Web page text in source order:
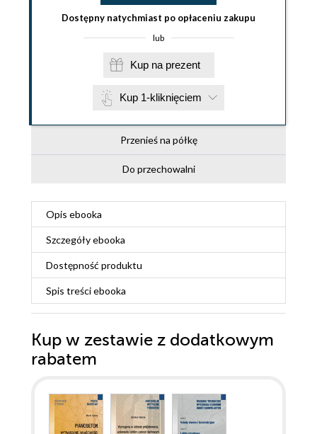
Dostępny natychmiast po opłaceniu zakupu
lub
Kup na prezent
Kup 1-kliknięciem
Przenieś na półkę
Do przechowalni
Opis ebooka
Szczegółyebooka
Dostępność produktu
Spis treściebooka
Kup w zestawie z dodatkowym
rabatem